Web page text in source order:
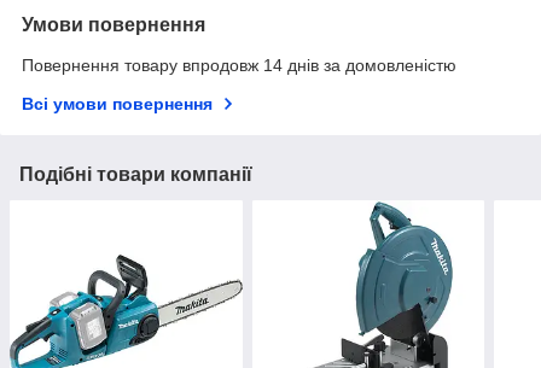
Умови повернення
Повернення товару впродовж 14 днів за домовленістю
Всі умови повернення
Подібні товари компанії